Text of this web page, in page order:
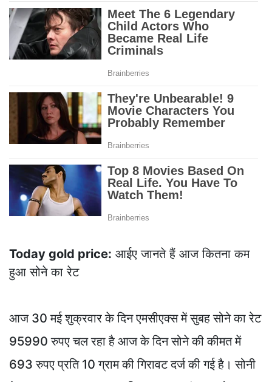
Today gold price:आईए जानते हैं आज कितना कम
हुआ सोने का रेट
आज 30 मई शुक्रवार के दिन एमसीएक्स में सुबह सोने का
रेट 95990 रुपए चल रहा है आज के दिन सोने की कीमत में
693 रुपए प्रति 10 ग्राम की गिरावट दर्ज की गई है। सोनी
ने अब तक 95218 रुपए प्रति 10 ग्राम पहुंचकर लो का